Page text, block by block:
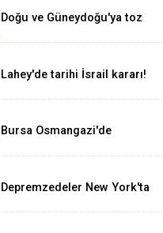
Doğu ve Güneydoğu'ya toz
Lahey'de tarihi İsrail kararı!
Bursa Osmangazi'de
Mağazası' kucak açıyor
Depremzedeler New York'ta